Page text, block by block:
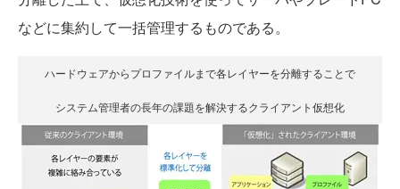
などに集約して一括管理するものである。
ハードウェアからプロファイルまで各レイヤーを分離することで
システム管理者の長年の課題を解決するクライアント仮想化